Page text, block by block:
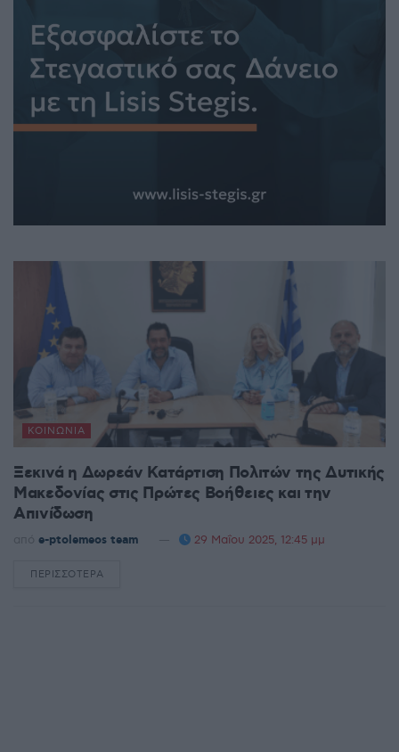
ΚΟΙΝΩΝΊΑ
Ξεκινά η Δωρεάν Κατάρτιση Πολιτών της Δυτικής
Μακεδονίας στις Πρώτες Βοήθειες και την
Απινίδωση
από e-ptolemeos team 29 Μαΐου 2025, 12:45 μμ
ΠΕΡΙΣΣΌΤΕΡΑ